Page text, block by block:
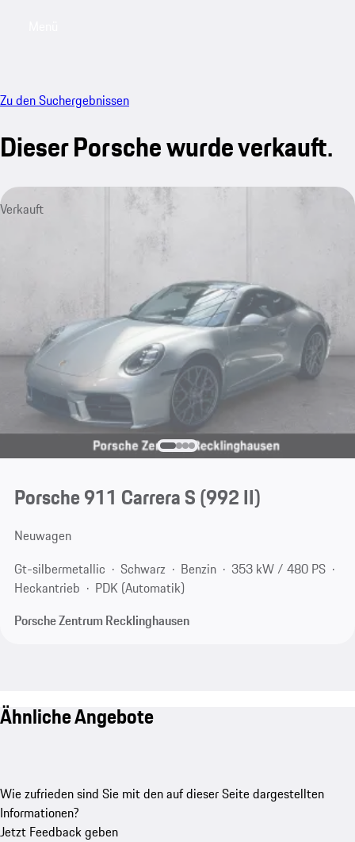
Zu den Suchergebnissen
Dieser Porsche wurde verkauft.
Verkauft
Porsche 911 Carrera S(992 II)
Neuwagen
Gt-silbermetallic
Schwarz Benzin
353 kW / 480 PS
Heckantrieb
PDK (Automatik)
Porsche Zentrum Recklinghausen
Ähnliche Angebote
Wie zufrieden sind Sie mit den auf dieser Seite dargestellten
Informationen?
Jetzt Feedback geben